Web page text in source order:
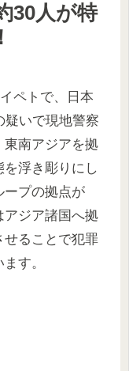
30人が特
ペトで、日本
疑いで現地警察
東南アジアを拠
浮き彫りにし
ープの拠点が
アジア諸国へ拠
せることで犯罪
す。